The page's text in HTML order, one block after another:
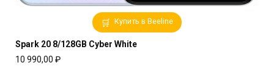
Купить в Beeline
Spark 20 8/128GB Cyber White
10 990,00 ₽